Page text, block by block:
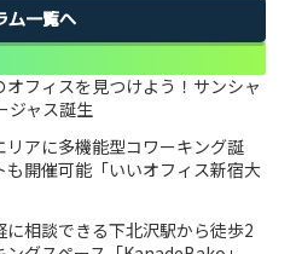
ム一覧へ
オフィスを見つけよう！サンシャ
ジャス誕生
リアに多機能型コワーキング誕
も開催可能「いいオフィス新宿大
に相談できる下北沢駅から徒歩2